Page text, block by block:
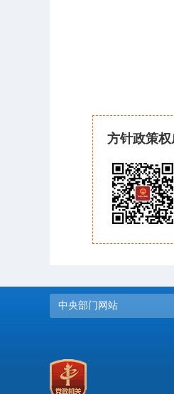
方针政策
中央部门网站